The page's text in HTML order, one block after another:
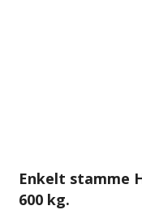
Enkelt stamme
600 kg.